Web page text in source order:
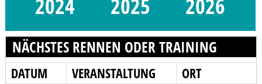
2024 2025 2026
NÄCHSTES RENNEN ODER TRAINING
DATUM VERANSTALTUNG ORT